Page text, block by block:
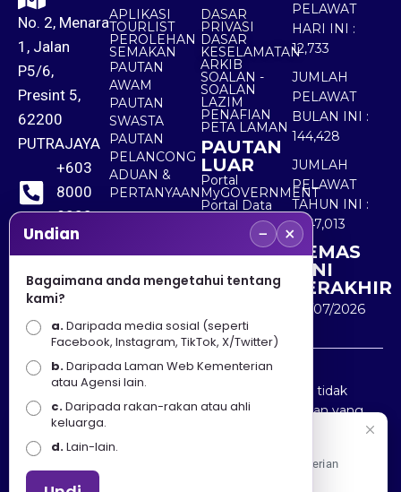
No. 2, Menara
1, Jalan
P5/6,
Presint 5,
62200
PUTRAJAYA
+603
8000
8000
+603
8891
7100
APLIKASI
TOURLIST
PEROLEHAN
SEMAKAN
PAUTAN
AWAM
PAUTAN
SWASTA
PAUTAN
PELANCONG
ADUAN &
PERTANYAAN
DASAR
PRIVASI
DASAR
KESELAMATAN
ARKIB
SOALAN -
SOALAN
LAZIM
PENAFIAN
PETA LAMAN
PAUTAN
LUAR
Portal
MyGOVERNMENT
Portal Data
Terbuka
Sektor Awam
PELAWAT
HARI INI :
12,733
JUMLAH
PELAWAT
BULAN INI :
144,428
JUMLAH
PELAWAT
TAHUN INI :
5,547,013
KEMAS
KINI
TERAKHIR
30/07/2026
Penafian : Kerajaan Malaysia dan Kementerian
Pelancongan Seni dan Budaya (MOTAC) adalah tidak
bertanggungjawab atas kehilangan atau kerugian yang
disebabkan oleh penggunaan mana-mana maklumat
yang diperolehi dari portal ini.
Undian − ×
Bagaimana anda mengetahui tentang
kami?
a.Daripada media sosial (seperti
Facebook, Instagram, TikTok, X/Twitter)
b.Daripada Laman Web Kementerian
atau Agensi lain.
c.Daripada rakan-rakan atau ahli
keluarga.
d.Lain-lain.
Apa Khabar! Selamat datang ke Portal Rasmi Kementerian
Pelancongan, Seni dan Budaya